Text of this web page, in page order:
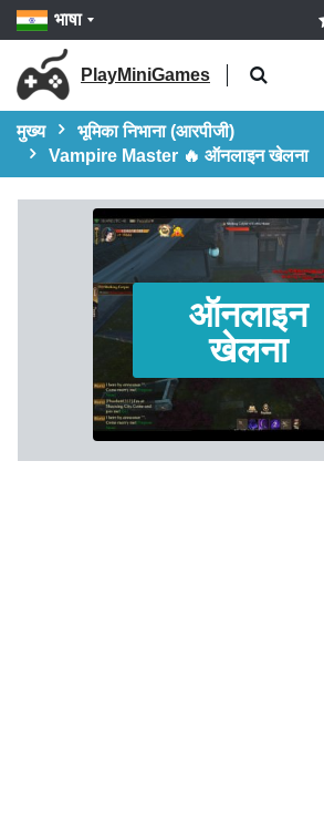
भाषा
PlayMiniGames
मुख्य
भूमिका निभाना (आरपीजी)
Vampire Master 🔥 ऑनलाइन खेलना
ऑनलाइन
खेलना